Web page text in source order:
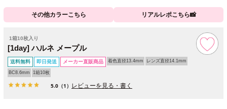
その他カラーこちら リアルレポこちら📸
1箱10枚入り
[1day] ハルネ メープル
送料無料 即日発送 メーカー直販商品 着色直径13.4mm レンズ直径14.1mm
BC8.6mm 1箱10枚
5.0 （1） レビューを見る・書く